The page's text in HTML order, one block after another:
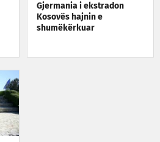
Gjermania i ekstradon
Kosovës hajnin e
shumëkërkuar